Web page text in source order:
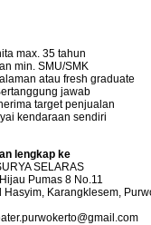
max. 35 tahun
min. SMU/SMK
atau fresh graduate
jawab
target penjualan
kendaraan sendiri
lengkap ke
SELARAS
Pumas 8 No.11
Hasyim, Karangklesem,